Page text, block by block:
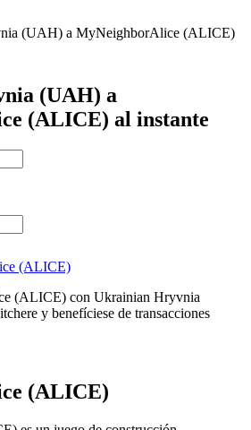
(UAH) a MyNeighborAlice (ALICE)
(UAH) a
(ALICE) al instante
(ALICE)
(ALICE) con Ukrainian Hryvnia
y benefíciese de transacciones
(ALICE)